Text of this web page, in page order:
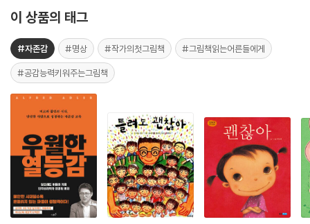
이 상품의 태그
#자존감 #명상 #작가의첫그림책 #그림책읽는어른들에게
#공감능력키워주는그림책